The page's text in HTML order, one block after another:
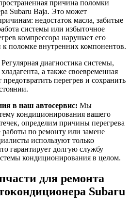
причина поломки
Subaru Baja. Это может
недостаток масла, забитые
системы или избыточное
компрессора нарушает его
к поломке внутренних компонентов.
Регулярная диагностика системы,
а также своевременная
перегрев и сохранить
в наш автосервис: Мы
кондиционирования вашего
определим причины перегрева
по ремонту или замене
используют только
гарантирует долгую службу
кондиционирования в целом.
для ремонта
Subaru